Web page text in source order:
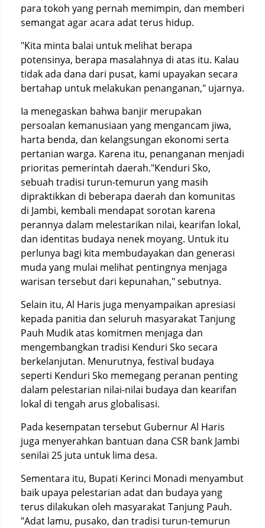
para tokoh yang pernah memimpin, dan memberi
semangat agar acara adat terus hidup.
"Kita minta balai untuk melihat berapa
potensinya, berapa masalahnya di atas itu. Kalau
tidak ada dana dari pusat, kami upayakan secara
bertahap untuk melakukan penanganan," ujarnya.
Ia menegaskan bahwa banjir merupakan
persoalan kemanusiaan yang mengancam jiwa,
harta benda, dan kelangsungan ekonomi serta
pertanian warga. Karena itu, penanganan menjadi
prioritas pemerintah daerah."Kenduri Sko,
sebuah tradisi turun-temurun yang masih
dipraktikkan di beberapa daerah dan komunitas
di Jambi, kembali mendapat sorotan karena
perannya dalam melestarikan nilai, kearifan lokal,
dan identitas budaya nenek moyang. Untuk itu
perlunya bagi kita membudayakan dan generasi
muda yang mulai melihat pentingnya menjaga
warisan tersebut dari kepunahan," sebutnya.
Selain itu, Al Haris juga menyampaikan apresiasi
kepada panitia dan seluruh masyarakat Tanjung
Pauh Mudik atas komitmen menjaga dan
mengembangkan tradisi Kenduri Sko secara
berkelanjutan. Menurutnya, festival budaya
seperti Kenduri Sko memegang peranan penting
dalam pelestarian nilai-nilai budaya dan kearifan
lokal di tengah arus globalisasi.
Pada kesempatan tersebut Gubernur Al Haris
juga menyerahkan bantuan dana CSR bank Jambi
senilai 25 juta untuk lima desa.
Sementara itu, Bupati Kerinci Monadi menyambut
baik upaya pelestarian adat dan budaya yang
terus dilakukan oleh masyarakat Tanjung Pauh.
"Adat lamu, pusako, dan tradisi turun-temurun